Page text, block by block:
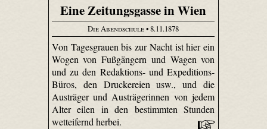
Eine Zeitungsgasse in Wien
Die Abendschule• 8.11.1878
Von Tagesgrauen bis zur Nacht ist hier ein
Wogen von Fußgängern und Wagen von
und zu den Redaktions- und Expeditions-
Büros, den Druckereien usw., und die
Austräger und Austrägerinnen von jedem
Alter eilen in den bestimmten Stunden
wetteifernd herbei.